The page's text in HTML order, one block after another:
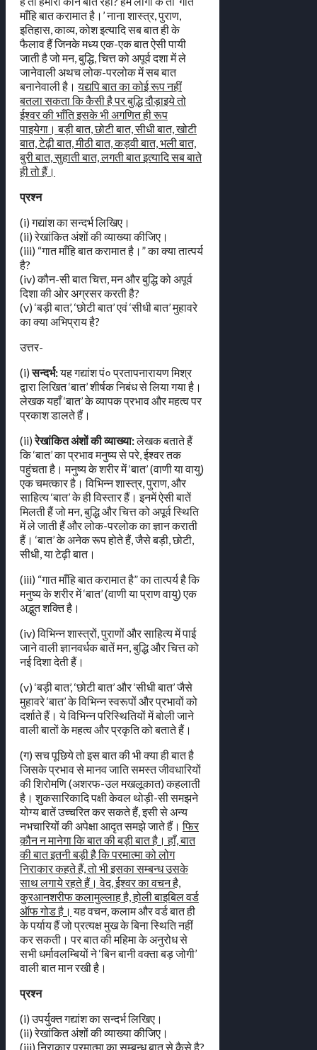
माँहि बात करामात है।’ नाना शास्त्र, पुराण,
इतिहास, काव्य, कोश इत्यादि सब बात ही के
फैलाव हैं जिनके मध्य एक-एक बात ऐसी पायी
जाती है जो मन, बुद्धि, चित्त को अपूर्व दशा में ले
जानेवाली अथच लोक-परलोक में सब बात
बनानेवाली है।यद्यपि बात का कोई रूप नहीं
बतला सकता कि कैसी है पर बुद्धि दौड़ाइये तो
ईश्वर की भाँति इसके भी अगणित ही रूप
पाइयेगा। बड़ी बात, छोटी बात, सीधी बात, खोटी
बात, टेढ़ी बात, मीठी बात, कड़वी बात, भली बात,
बुरी बात, सुहाती बात, लगती बात इत्यादि सब बाते
ही तो हैं।
प्रश्न
(i) गद्यांश का सन्दर्भ लिखिए।
(ii) रेखांकित अंशों की व्याख्या कीजिए।
(iii) “गात माँहि बात करामात है।” का क्या तात्पर्य
है?
(iv) कौन-सी बात चित्त, मन और बुद्धि को अपूर्व
दिशा की ओर अग्रसर करती है?
(v) ‘बड़ी बात’, ‘छोटी बात’ एवं ‘सीधी बात’ मुहावरे
का क्या अभिप्राय है?
उत्तर-
(i)सन्दर्भ:यह गद्यांश पं० प्रतापनारायण मिश्र
द्वारा लिखित ‘बात’ शीर्षक निबंध से लिया गया है।
लेखक यहाँ ‘बात’ के व्यापक प्रभाव और महत्व पर
प्रकाश डालते हैं।
(ii)रेखांकित अंशों की व्याख्या:लेखक बताते हैं
कि ‘बात’ का प्रभाव मनुष्य से परे, ईश्वर तक
पहुंचता है। मनुष्य के शरीर में ‘बात’ (वाणी या वायु)
एक चमत्कार है। विभिन्न शास्त्र, पुराण, और
साहित्य ‘बात’ के ही विस्तार हैं। इनमें ऐसी बातें
मिलती हैं जो मन, बुद्धि और चित्त को अपूर्व स्थिति
में ले जाती हैं और लोक-परलोक का ज्ञान कराती
हैं। ‘बात’ के अनेक रूप होते हैं, जैसे बड़ी, छोटी,
सीधी, या टेढ़ी बात।
(iii) “गात माँहि बात करामात है” का तात्पर्य है कि
मनुष्य के शरीर में ‘बात’ (वाणी या प्राण वायु) एक
अद्भुत शक्ति है।
(iv) विभिन्न शास्त्रों, पुराणों और साहित्य में पाई
जाने वाली ज्ञानवर्धक बातें मन, बुद्धि और चित्त को
नई दिशा देती हैं।
(v) ‘बड़ी बात’, ‘छोटी बात’ और ‘सीधी बात’ जैसे
मुहावरे ‘बात’ के विभिन्न स्वरूपों और प्रभावों को
दर्शाते हैं। ये विभिन्न परिस्थितियों में बोली जाने
वाली बातों के महत्व और प्रकृति को बताते हैं।
(ग) सच पूछिये तो इस बात की भी क्या ही बात है
जिसके प्रभाव से मानव जाति समस्त जीवधारियों
की शिरोमणि (अशरफ-उल मखलूकात) कहलाती
है। शुकसारिकादि पक्षी केवल थोड़ी-सी समझने
योग्य बातें उच्चरित कर सकते हैं, इसी से अन्य
नभचारियों की अपेक्षा आदृत समझे जाते हैं।फिर
क़ौन न मानेगा कि बात की बड़ी बात है। हाँ, बात
की बात इतनी बड़ी है कि परमात्मा को लोग
निराकार कहते हैं, तो भी इसका सम्बन्ध उसके
साथ लगाये रहते हैं। वेद, ईश्वर का वचन है,
कुरआनशरीफ कलामुल्लाह है, होली बाइबिल वर्ड
ऑफ गोड है। यह वचन, कलाम और वर्ड बात ही
के पर्याय हैं जो प्रत्यक्ष मुख के बिना स्थिति नहीं
कर सकती। पर बात की महिमा के अनुरोध से
सभी धर्मावलम्बियों ने ‘बिन बानी वक्ता बड़ जोगी’
वाली बात मान रखी है।
प्रश्न
(i) उपर्युक्त गद्यांश का सन्दर्भ लिखिए।
(ii) रेखांकित अंशों की व्याख्या कीजिए।
(iii) निराकार परमात्मा का सम्बन्ध बात से कैसे है?